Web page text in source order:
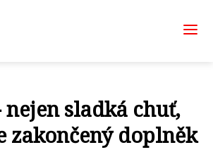
nejen sladká chuť,
zakončený doplněk